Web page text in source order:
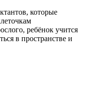
которые
ребёнок учится
в пространстве и